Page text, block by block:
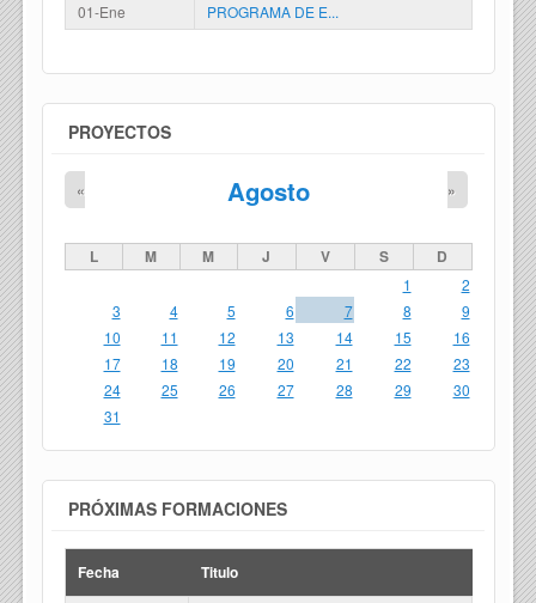
01-Ene
PROGRAMA DE E...
PROYECTOS
Agosto
« »
L M M J V S D
1
2
3
4 5 6 7 8
9
10
11 12 13 14 15
16
17
18 19 20 21 22
23
24
25 26 27 28 29
30
31
PRÓXIMAS FORMACIONES
Fecha Titulo